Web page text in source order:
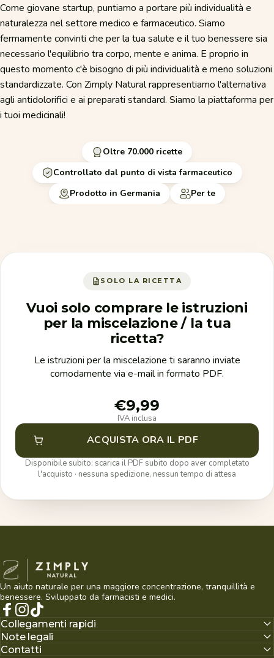
Come giovane startup, puntiamo a portare più individualità e
naturalezza nel settore medico e farmaceutico. Siamo
fermamente convinti che per la tua salute e il tuo benessere sia
necessario l'equilibrio tra corpo, mente e anima. E proprio in
questo momento c'è bisogno di più individualità e meno soluzioni
standardizzate. Con Zimply Natural rappresentiamo l'alternativa
agli antidolorifici e ai preparati standard. Siamo la piattaforma per
i tuoi medicinali!
Oltre 70.000 ricette
Controllato dal punto di vista farmaceutico
Prodotto in Germania
Per te
SOLO LA RICETTA
Vuoi solo comprare le istruzioni
per la miscelazione / la tua
ricetta?
Le istruzioni per la miscelazione ti saranno inviate
comodamente via e-mail in formato PDF.
€9,99
IVA inclusa
ACQUISTA ORA IL PDF
Disponibile subito: scarica il PDF subito dopo aver completato
l'acquisto · nessuna spedizione, nessun tempo di attesa
Zimply Natural
Un aiuto naturale per una maggiore concentrazione, tranquillità e
benessere. Sviluppato da farmacisti e medici.
Facebook
Instagram
TikTok
Collegamenti rapidi
Note legali
Contatti